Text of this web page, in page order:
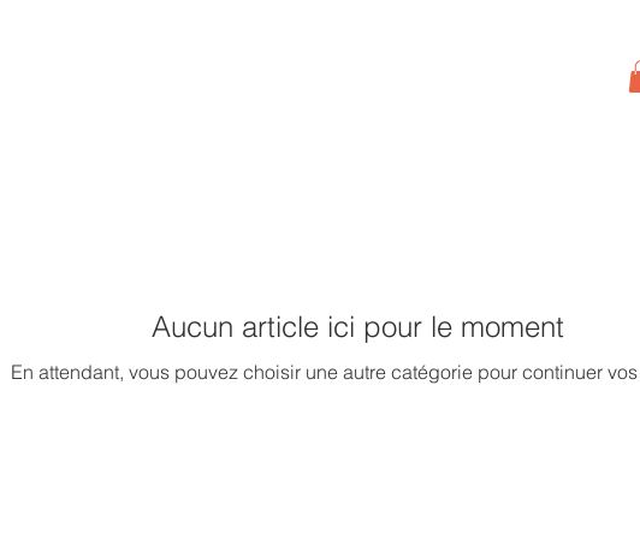
Aucun article ici pour le moment
En attendant, vous pouvez choisir une autre catégorie pour continuer